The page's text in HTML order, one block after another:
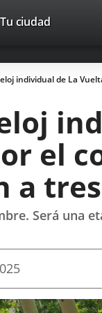
avaTop
Tu ciudad
individual de La
el
a
Será una